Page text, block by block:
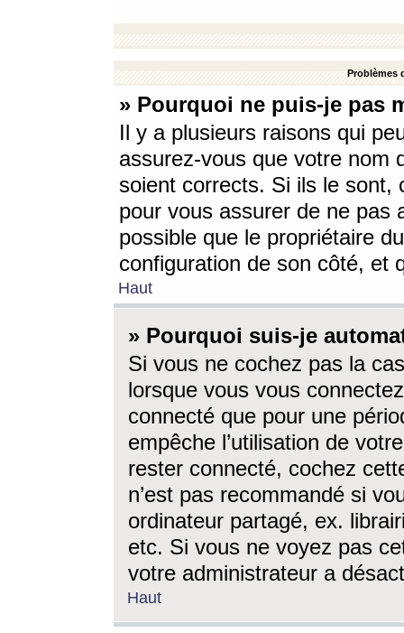
Problèmes
» Pourquoi ne puis-je pas
Il y a plusieurs raisons qui
assurez-vous que votre nom
soient corrects. Si ils le sont,
pour vous assurer de ne pas
possible que le propriétaire
configuration de son côté, et
Haut
» Pourquoi suis-je
Si vous ne cochez pas la
lorsque vous vous
connecté que pour une
empêche l’utilisation de
rester connecté, cochez
n’est pas recommandé si
ordinateur partagé, ex.
etc. Si vous ne voyez pas
votre administrateur a
Haut